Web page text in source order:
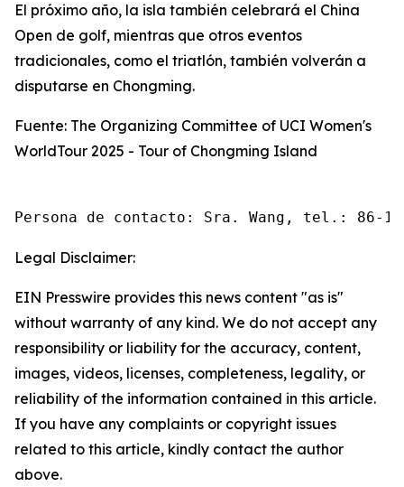
El próximo año, la isla también celebrará el China
Open de golf, mientras que otros eventos
tradicionales, como el triatlón, también volverán a
disputarse en Chongming.
Fuente: The Organizing Committee of UCI Women's
WorldTour 2025 - Tour of Chongming Island
Persona de contacto: Sra. Wang, tel.: 86-10-
Legal Disclaimer:
EIN Presswire provides this news content "as is"
without warranty of any kind. We do not accept any
responsibility or liability for the accuracy, content,
images, videos, licenses, completeness, legality, or
reliability of the information contained in this article.
If you have any complaints or copyright issues
related to this article, kindly contact the author
above.